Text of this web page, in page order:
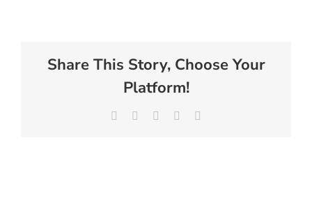
Share This Story, Choose Your
Platform!
Facebook LinkedInWhatsApp